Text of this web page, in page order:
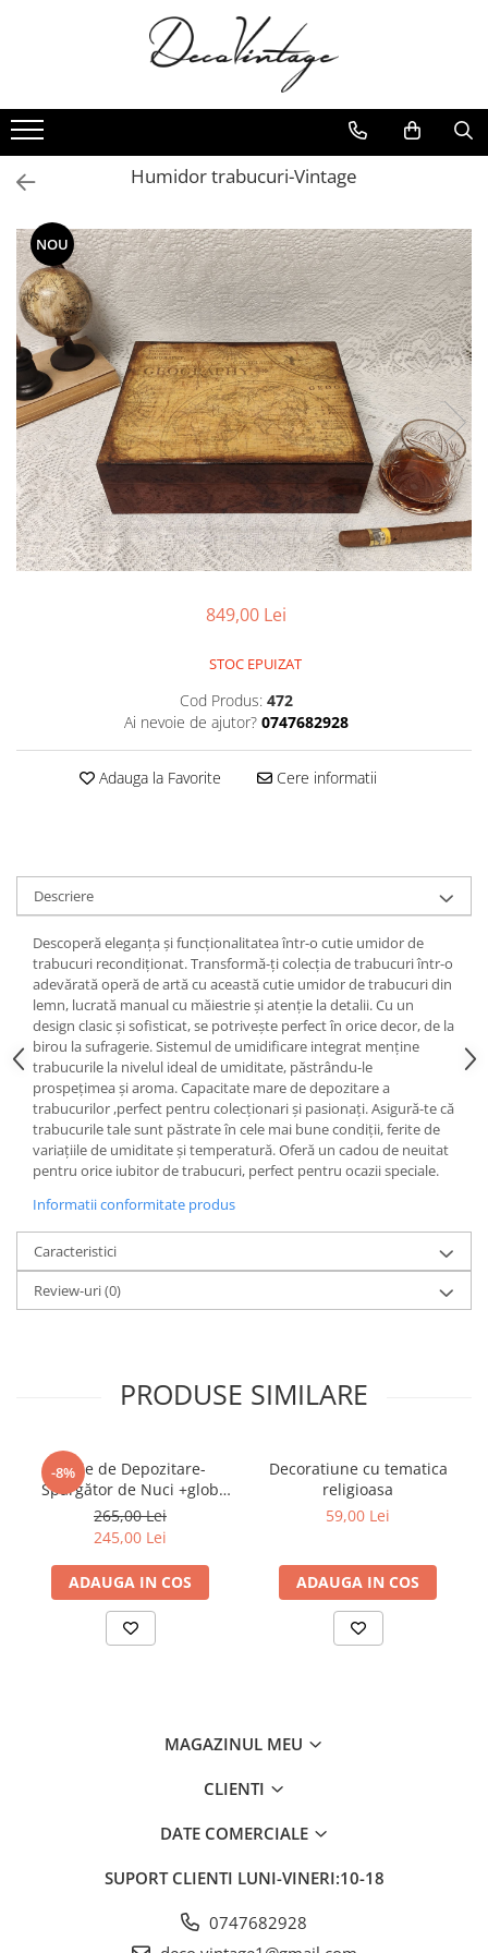
Humidor trabucuri-Vintage
NOU
849,00 Lei
STOC EPUIZAT
Cod Produs: 472
Ai nevoie de ajutor? 0747682928
Adauga la Favorite Cere informatii
Descriere
Descoperă eleganța și funcționalitatea într-o cutie umidor de
trabucuri recondiționat. Transformă-ți colecția de trabucuri într-o
adevărată operă de artă cu această cutie umidor de trabucuri din
lemn, lucrată manual cu măiestrie și atenție la detalii. Cu un
design clasic și sofisticat, se potrivește perfect în orice decor, de la
birou la sufragerie. Sistemul de umidificare integrat menține
trabucurile la nivelul ideal de umiditate, păstrându-le
prospețimea și aroma. Capacitate mare de depozitare a
trabucurilor ,perfect pentru colecționari și pasionați. Asigură-te că
trabucurile tale sunt păstrate în cele mai bune condiții, ferite de
variațiile de umiditate și temperatură. Oferă un cadou de neuitat
pentru orice iubitor de trabucuri, perfect pentru ocazii speciale.
Informatii conformitate produs
Caracteristici
Review-uri(0)
PRODUSE SIMILARE
-8%
Cutie de Depozitare-
Spargător de Nuci +glob
inima
265,00 Lei
245,00 Lei
ADAUGA IN COS
Decoratiune cu tematica
religioasa
59,00 Lei
ADAUGA IN COS
MAGAZINUL MEU
CLIENTI
DATE COMERCIALE
SUPORT CLIENTI LUNI-VINERI:10-18
0747682928